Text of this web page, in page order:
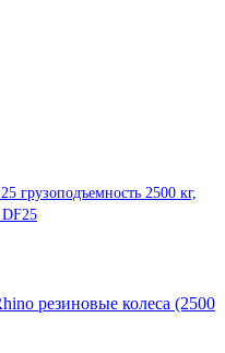
грузоподъемность 2500 кг,